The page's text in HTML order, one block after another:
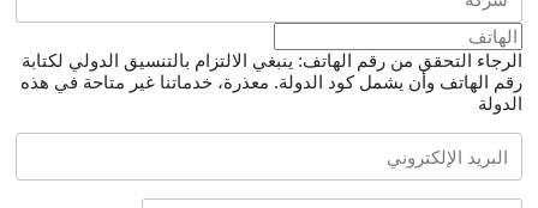
الرجاء التحقق من رقم الهاتف: ينبغي الالتزام بالتنسيق الدولي لكتابة
رقم الهاتف وأن يشمل كود الدولة. معذرة، خدماتنا غير متاحة في هذه
الدولة